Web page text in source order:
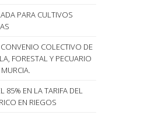
PARA CULTIVOS
COLECTIVO DE
FORESTAL Y PECUARIO
85% EN LA TARIFA DEL
EN RIEGOS